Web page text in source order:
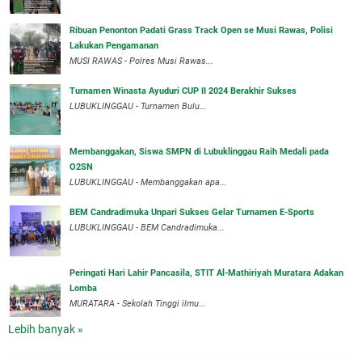
Ribuan Penonton Padati Grass Track Open se Musi Rawas, Polisi
Lakukan Pengamanan
MUSI RAWAS - Polres Musi Rawas...
Turnamen Winasta Ayuduri CUP II 2024 Berakhir Sukses
LUBUKLINGGAU - Turnamen Bulu...
Membanggakan, Siswa SMPN di Lubuklinggau Raih Medali pada
O2SN
LUBUKLINGGAU - Membanggakan apa...
BEM Candradimuka Unpari Sukses Gelar Turnamen E-Sports
LUBUKLINGGAU - BEM Candradimuka...
Peringati Hari Lahir Pancasila, STIT Al-Mathiriyah Muratara Adakan
Lomba
MURATARA - Sekolah Tinggi ilmu...
Lebih banyak »